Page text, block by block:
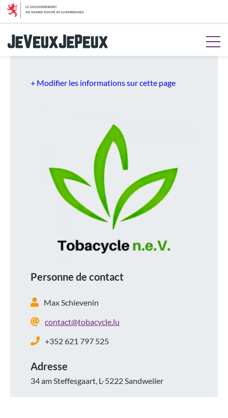
Aller au menu
Aller à la recherche
+ Modifier les informations sur cette page
Personne de contact
Max Schievenin
contact@tobacycle.lu
+352 621 797 525
Adresse
34 am Steffesgaart, L-5222 Sandweiler